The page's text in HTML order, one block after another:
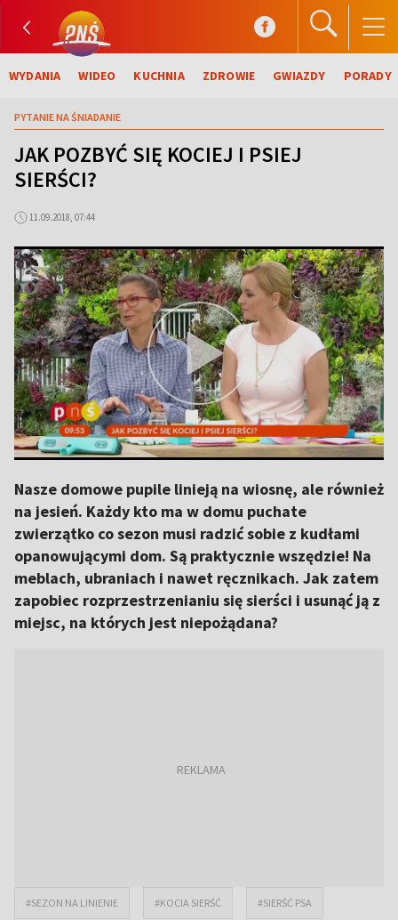
WYDANIA WIDEO KUCHNIA ZDROWIE GWIAZDY PORADY
PYTANIE NA ŚNIADANIE
JAK POZBYĆ SIĘ KOCIEJ I PSIEJ
SIERŚCI?
11.09.2018, 07:44
Nasze domowe pupile linieją na wiosnę, ale również
na jesień. Każdy kto ma w domu puchate
zwierzątko co sezon musi radzić sobie z kudłami
opanowującymi dom. Są praktycznie wszędzie! Na
meblach, ubraniach i nawet ręcznikach. Jak zatem
zapobiec rozprzestrzenianiu się sierści i usunąć ją z
miejsc, na których jest niepożądana?
#SEZON NA LINIENIE #KOCIA SIERŚĆ #SIERŚĆ PSA